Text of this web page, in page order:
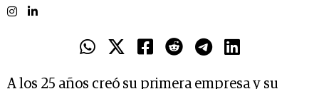
A los 25 años creó su primera empresa y su